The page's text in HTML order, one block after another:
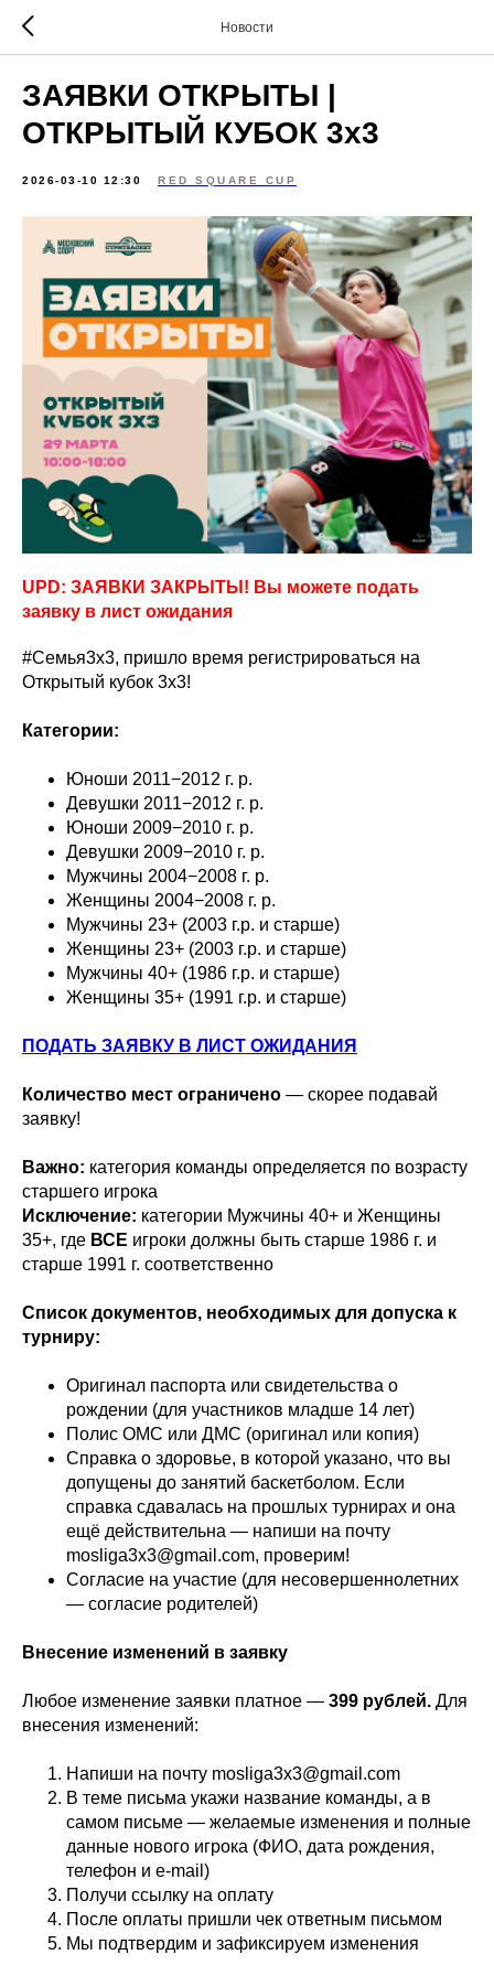
Новости
ЗАЯВКИ ОТКРЫТЫ |
ОТКРЫТЫЙ КУБОК 3х3
2026-03-10 12:30 RED SQUARE CUP
UPD: ЗАЯВКИ ЗАКРЫТЫ! Вы можете подать
заявку в лист ожидания
#Семья3х3, пришло время регистрироваться на
Открытый кубок 3х3!
Категории:
Юноши 2011−2012 г. р.
Девушки 2011−2012 г. р.
Юноши 2009−2010 г. р.
Девушки 2009−2010 г. р.
Мужчины 2004−2008 г. р.
Женщины 2004−2008 г. р.
Мужчины 23+ (2003 г.р. и старше)
Женщины 23+ (2003 г.р. и старше)
Мужчины 40+ (1986 г.р. и старше)
Женщины 35+ (1991 г.р. и старше)
ПОДАТЬ ЗАЯВКУ В ЛИСТ ОЖИДАНИЯ
Количество мест ограничено — скорее подавай
заявку!
Важно: категория команды определяется по возрасту
старшего игрока
Исключение: категории Мужчины 40+ и Женщины
35+, где ВСЕ игроки должны быть старше 1986 г. и
старше 1991 г. соответственно
Список документов, необходимых для допуска к
турниру:
Оригинал паспорта или свидетельства о
рождении (для участников младше 14 лет)
Полис ОМС или ДМС (оригинал или копия)
Справка о здоровье, в которой указано, что вы
допущены до занятий баскетболом. Если
справка сдавалась на прошлых турнирах и она
ещё действительна — напиши на почту
mosliga3x3@gmail.com, проверим!
Согласие на участие (для несовершеннолетних
— согласие родителей)
Внесение изменений в заявку
Любое изменение заявки платное — 399 рублей. Для
внесения изменений:
Напиши на почту mosliga3x3@gmail.com
В теме письма укажи название команды, а в
самом письме — желаемые изменения и полные
данные нового игрока (ФИО, дата рождения,
телефон и e-mail)
Получи ссылку на оплату
После оплаты пришли чек ответным письмом
Мы подтвердим и зафиксируем изменения